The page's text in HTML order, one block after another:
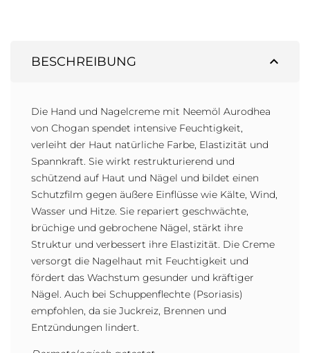
expand_less
BESCHREIBUNG
Die Hand und Nagelcreme mit Neemöl Aurodhea
von Chogan spendet intensive Feuchtigkeit,
verleiht der Haut natürliche Farbe, Elastizität und
Spannkraft. Sie wirkt restrukturierend und
schützend auf Haut und Nägel und bildet einen
Schutzfilm gegen äußere Einflüsse wie Kälte, Wind,
Wasser und Hitze. Sie repariert geschwächte,
brüchige und gebrochene Nägel, stärkt ihre
Struktur und verbessert ihre Elastizität. Die Creme
versorgt die Nagelhaut mit Feuchtigkeit und
fördert das Wachstum gesunder und kräftiger
Nägel. Auch bei Schuppenflechte (Psoriasis)
empfohlen, da sie Juckreiz, Brennen und
Entzündungen lindert.